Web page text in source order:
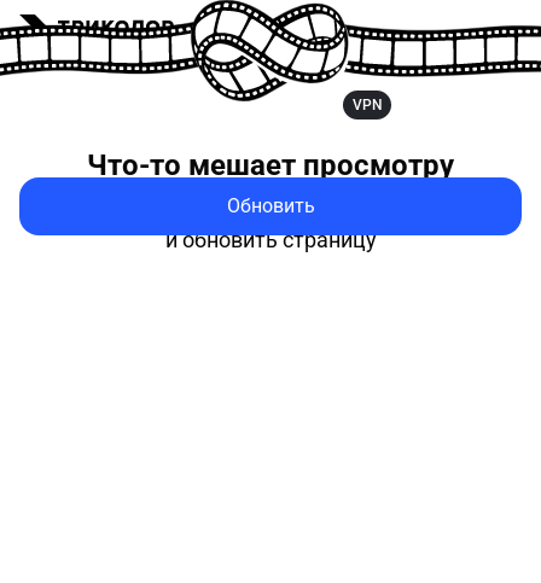
VPN
Что-то мешает просмотру
Попробуйте выключить VPN
и обновить страницу
Обновить